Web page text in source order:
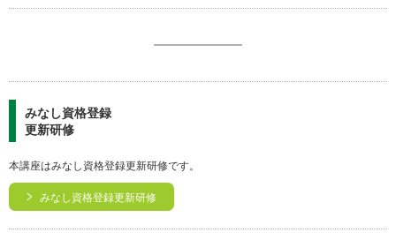
みなし資格登録
更新研修
本講座はみなし資格登録更新研修です。
みなし資格登録更新研修